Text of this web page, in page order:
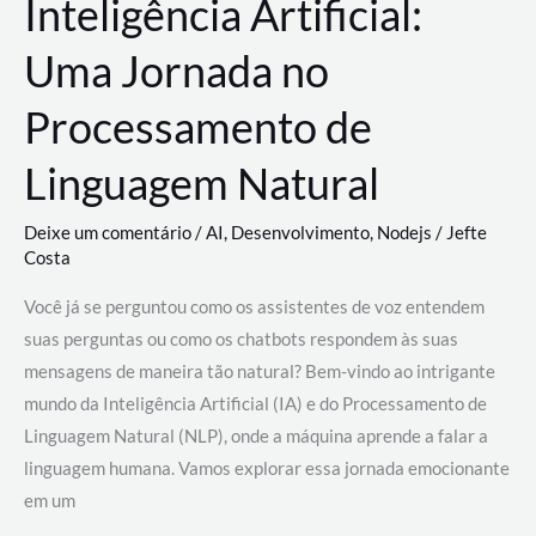
Inteligência Artificial:
Uma Jornada no
Processamento de
Linguagem Natural
Deixe um comentário/AI, Desenvolvimento, Nodejs / Jefte
Costa
Você já se perguntou como os assistentes de voz entendem
suas perguntas ou como os chatbots respondem às suas
mensagens de maneira tão natural? Bem-vindo ao intrigante
mundo da Inteligência Artificial (IA) e do Processamento de
Linguagem Natural (NLP), onde a máquina aprende a falar a
linguagem humana. Vamos explorar essa jornada emocionante
em um